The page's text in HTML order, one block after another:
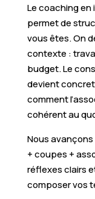
Le coaching en
permet de
vous êtes. On
contexte :
budget. Le
devient
comment
cohérent au
Nous
+ coupes +
réflexes clairs
composer vos